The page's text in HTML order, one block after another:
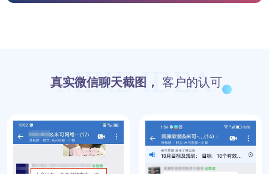
MIKE IDEA
真实微信聊天截图， 客户的认可